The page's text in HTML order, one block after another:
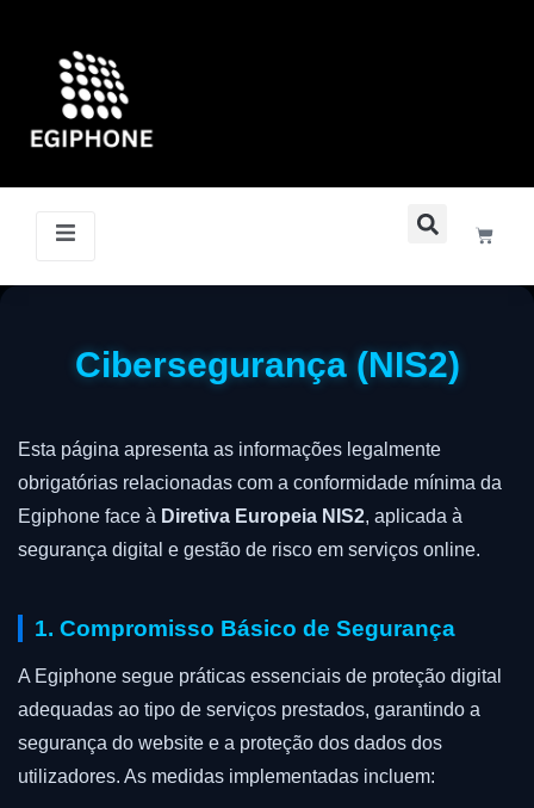
Cibersegurança (NIS2)
Esta página apresenta as informações legalmente
obrigatórias relacionadas com a conformidade mínima da
Egiphone face à Diretiva Europeia NIS2, aplicada à
segurança digital e gestão de risco em serviços online.
1. Compromisso Básico de Segurança
A Egiphone segue práticas essenciais de proteção digital
adequadas ao tipo de serviços prestados, garantindo a
segurança do website e a proteção dos dados dos
utilizadores. As medidas implementadas incluem: